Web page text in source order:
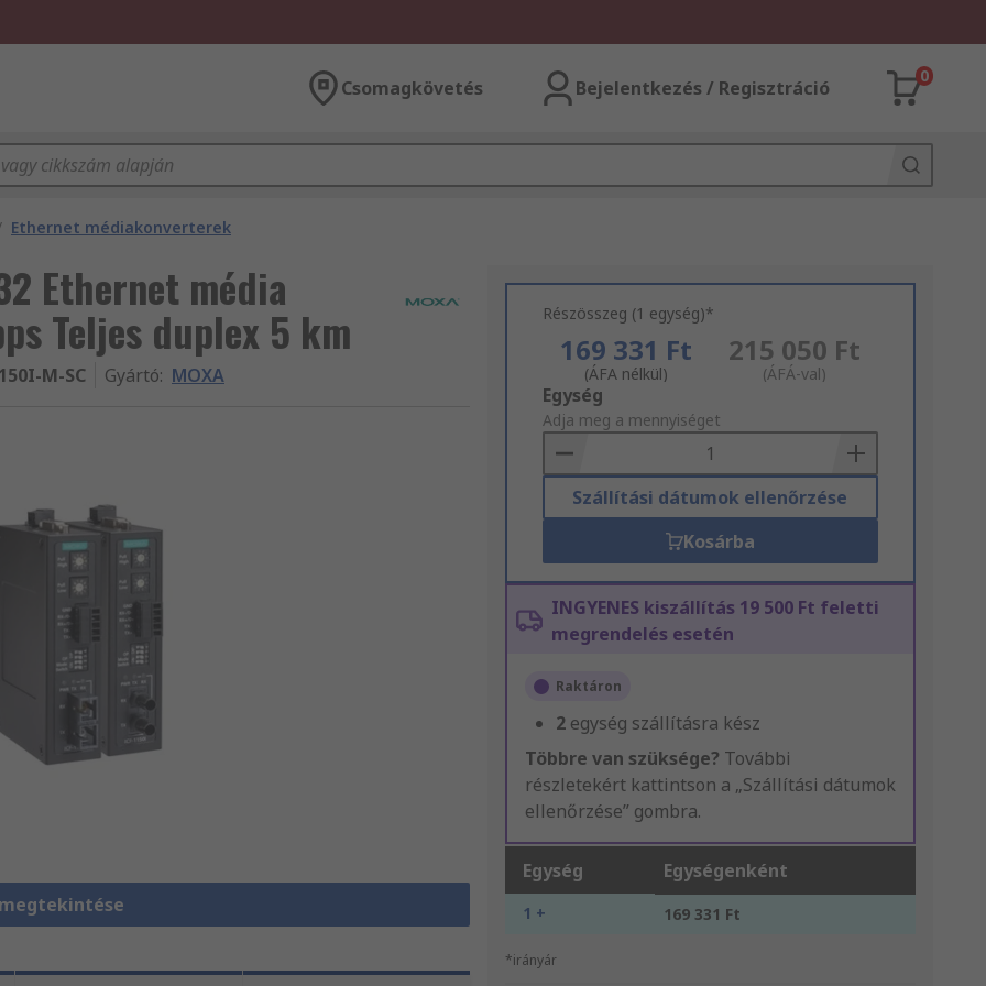
Csomagkövetés Bejelentkezés / Regisztráció
0
Ethernet médiakonverterek
Ethernet média
Teljes duplex 5 km
M-SC Gyártó: MOXA
Részösszeg (1 egység)*
169 331 Ft
(ÁFA nélkül)
215 050 Ft
(ÁFÁ-val)
Add
to
Basket
Egység
Adja meg a mennyiséget
Szállítási dátumok ellenőrzése
Kosárba
INGYENES kiszállítás 19 500 Ft feletti
megrendelés esetén
Raktáron
2 egység szállításra kész
Többre van szüksége? További
részletekért kattintson a „Szállítási dátumok
ellenőrzése” gombra.
Egység Egységenként
1 + 169 331 Ft
*irányár